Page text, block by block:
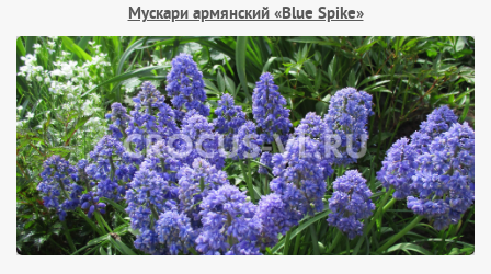
Мускари армянский «Blue Spike»